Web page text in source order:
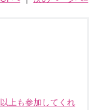
上も参加してくれ